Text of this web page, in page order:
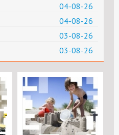
04-08-26
04-08-26
03-08-26
03-08-26